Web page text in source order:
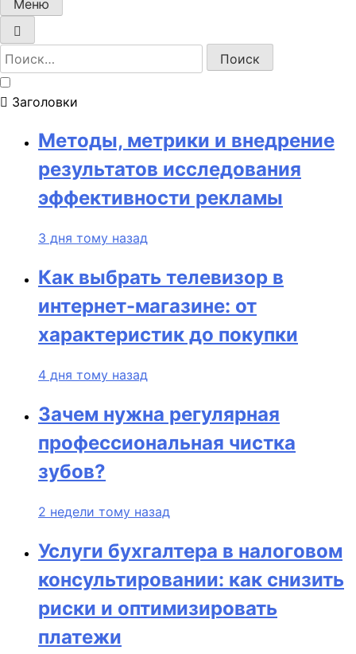
Меню
Найти:
Заголовки
Методы, метрики и внедрение
результатов исследования
эффективности рекламы
3 дня тому назад
Как выбрать телевизор в
интернет-магазине: от
характеристик до покупки
4 дня тому назад
Зачем нужна регулярная
профессиональная чистка
зубов?
2 недели тому назад
Услуги бухгалтера в налоговом
консультировании: как снизить
риски и оптимизировать
платежи